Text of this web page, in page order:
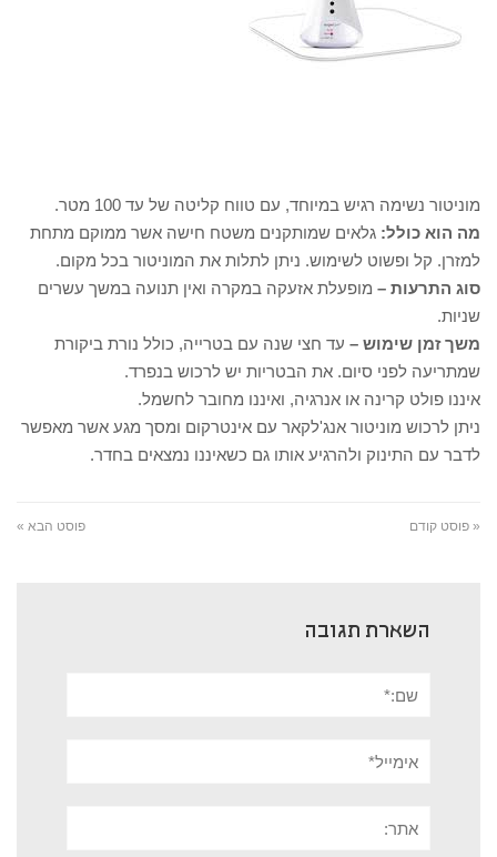
מוניטור נשימה רגיש במיוחד, עם טווח קליטה של עד 100 מטר.
מה הוא כולל: גלאים שמותקנים משטח חישה אשר ממוקם מתחת
למזרן. קל ופשוט לשימוש. ניתן לתלות את המוניטור בכל מקום.
סוג התרעות – מופעלת אזעקה במקרה ואין תנועה במשך עשרים
שניות.
משך זמן שימוש – עד חצי שנה עם בטרייה, כולל נורת ביקורת
שמתריעה לפני סיום. את הבטריות יש לרכוש בנפרד.
איננו פולט קרינה או אנרגיה, ואיננו מחובר לחשמל.
ניתן לרכוש מוניטור אנג'לקאר עם אינטרקום ומסך מגע אשר מאפשר
לדבר עם התינוק ולהרגיע אותו גם כשאיננו נמצאים בחדר.
« פוסט קודם פוסט הבא »
השארת תגובה